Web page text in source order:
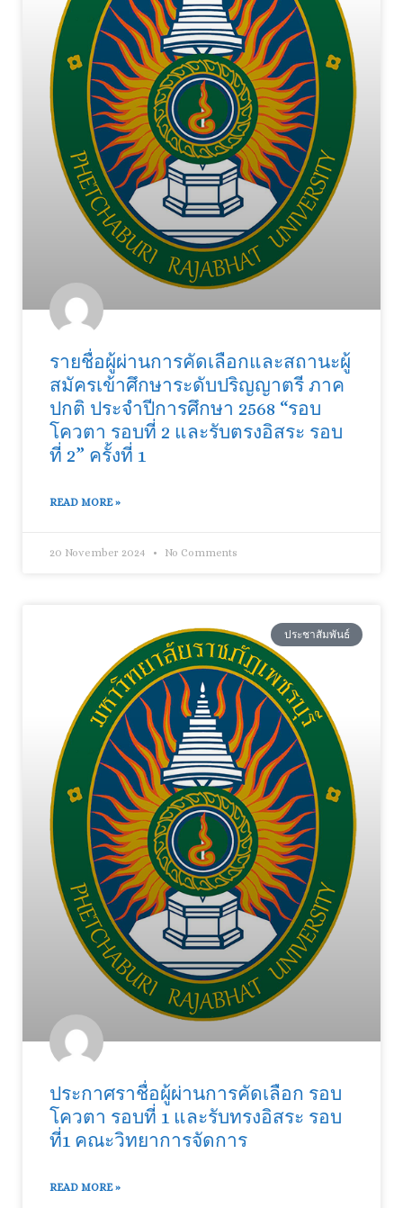
รายชื่อผู้ผ่านการคัดเลือกและสถานะผู้
สมัครเข้าศึกษาระดับปริญญาตรี ภาค
ปกติ ประจำปีการศึกษา 2568 “รอบ
โควตา รอบที่ 2 และรับตรงอิสระ รอบ
ที่ 2” ครั้งที่ 1
READ MORE »
20 November 2024 No Comments
ประชาสัมพันธ์
ประกาศราชื่อผู้ผ่านการคัดเลือก รอบ
โควตา รอบที่ 1 และรับทรงอิสระ รอบ
ที่1 คณะวิทยาการจัดการ
READ MORE »